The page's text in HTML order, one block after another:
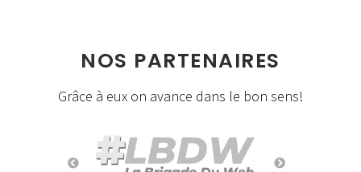
NOS PARTENAIRES
Grâce à eux on avance dans le bon sens!